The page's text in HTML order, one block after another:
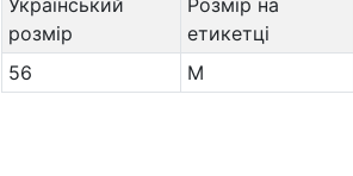
Український
розмір
Розмір на
етикетці
56 M